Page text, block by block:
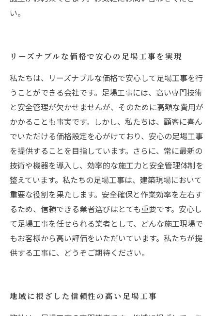
い。
リーズナブルな価格で安心の足場工事を実現
私たちは、リーズナブルな価格で安心して足場工事を行
うことができる会社です。足場工事には、高い専門技術
と安全管理が欠かせませんが、そのために高額な費用が
かかることも事実です。しかし、私たちは、顧客に喜ん
でいただける価格設定を心がけており、安心の足場工事
を提供することを目指しています。さらに、常に最新の
技術や機器を導入し、効率的な施工力と安全管理体制を
整えています。私たちの足場工事は、建築現場において
重要な役割を果たします。安全確保と作業効率を左右す
るため、信頼できる業者選びはとても重要です。安心し
て足場工事を任せられる業者として、どんな施工現場で
もお客様から高い評価をいただいています。私たちが提
供する工事に、どうぞご期待ください。
地域に根ざした信頼性の高い足場工事